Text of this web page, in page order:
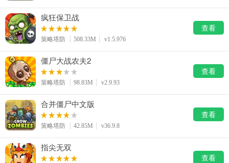
娱乐资讯
96款应用
疯狂保卫战
策略塔防 508.33M v1.5.976
查看
僵尸大战农夫2
策略塔防 98.83M v2.9.93
查看
合并僵尸中文版
策略塔防 42.85M v36.9.8
查看
指尖无双
查看